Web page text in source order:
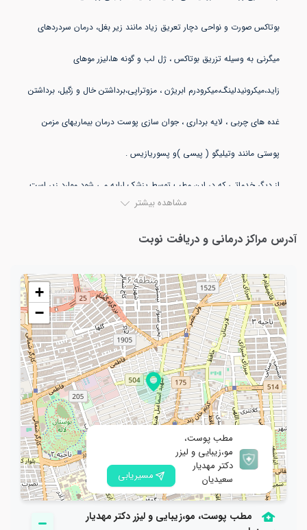
بوتاکس صورت و نواحی دچار تعریق زیاد مانند زیر بغل، درمان سردردهای
میگرنی به وسیله تزریق بوتاکس ، ژل لب و گونه ها،لیزر موهای
زاید،میکرونیدلینگ،میکرودرم ابریژن ، مزوتراپی،برداشتن خال و زگیل، برداشتن
غده های چربی ، لایه برداری ، جوان سازی پوست درمان بیماریهای مزمن
از دیگر خدماتی که در این مطب توسط پزشک ارایه می شود موارد زیر است
۱- از بین بردن خالهای مسطح یا برجسته و لیزر موهای زاید صورت یا بدن
مشاهده بیشتر
آدرس مراکز درمانی و دریافت نوبت
+
−
مطب پوست،
مو،زیبایی و لیزر
دکتر مهدیار
سعیدیان
مسیریابی
مطب پوست، مو،زیبایی و لیزر دکتر مهدیار